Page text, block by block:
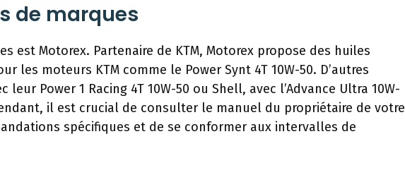
de marques
est Motorex. Partenaire de KTM, Motorex propose des huiles
les moteurs KTM comme le Power Synt 4T 10W-50. D’autres
Power 1 Racing 4T 10W-50 ou Shell, avec l’Advance Ultra 10W-
il est crucial de consulter le manuel du propriétaire de votre
spécifiques et de se conformer aux intervalles de